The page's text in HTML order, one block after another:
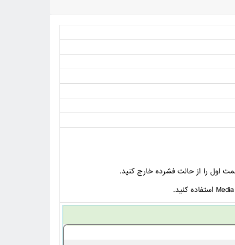
اول را از حالت فشرده خارج کنید.